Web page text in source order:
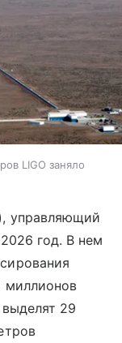
LIGO заняло
управляющий
год. В нем
миллионов
29